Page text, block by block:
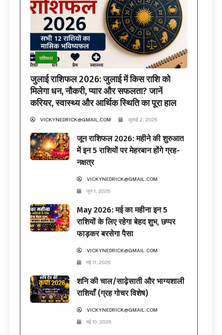
राशिफल
जुलाई राशिफल 2026: जुलाई में किस राशि को
मिलेगा धन, नौकरी, प्यार और सफलता? जानें
करियर, स्वास्थ्य और आर्थिक स्थिति का पूरा हाल
VICKYNEDRICK@GMAIL.COM जुलाई 2, 2026
जून राशिफल 2026: महीने की शुरुआत
में इन 5 राशियों पर मेहरबान होंगे ग्रह-
नक्षत्र
VICKYNEDRICK@GMAIL.COM
जून 1, 2026
May 2026: मई का महीना इन 5
राशियों के लिए रहेगा बेहद शुभ, छप्पर
फाड़कर बरसेगा पैसा
VICKYNEDRICK@GMAIL.COM
मई 11, 2026
शनि की चाल/साढ़ेसाती और भाग्यशाली
राशियाँ (ग्रह गोचर विशेष)
VICKYNEDRICK@GMAIL.COM
मई 10, 2026